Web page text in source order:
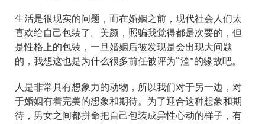
生活是很现实的问题，而在婚姻之前，现代社会人们太
喜欢给自己包装了。美颜，照骗我觉得都是次要的，但
是性格上的包装，一旦婚姻后被发现是会出现大问题
的，我想这也是为什么很多前任被评为“渣”的缘故吧。
人是非常具有想象力的动物，所以我们对于另一边，对
于婚姻有着完美的想象和期待。为了迎合这种想象和期
待，男女之间都拼命把自己包装成异性心动的样子，有